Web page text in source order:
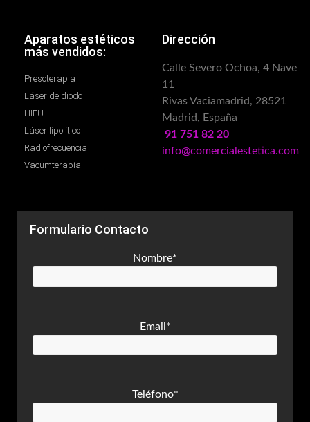
Aparatos estéticos
más vendidos:
Presoterapia
Láser de diodo
HIFU
Láser lipolítico
Radiofrecuencia
Vacumterapia
Dirección
Calle Severo Ochoa, 4 Nave
11
Rivas Vaciamadrid, 28521
Madrid, España
91 751 82 20
info@comercialestetica.com
Formulario Contacto
Nombre*
Email*
Teléfono*